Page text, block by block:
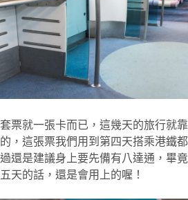
套票就一張卡而已，這幾天的旅行就
的，這張票我們用到第四天搭乘港鐵
過還是建議身上要先備有八達通，畢
五天的話，還是會用上的喔！